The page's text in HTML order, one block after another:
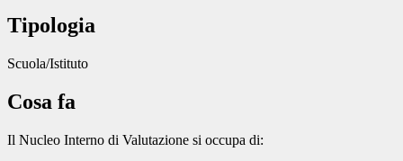
Tipologia
Scuola/Istituto
Cosa fa
Il Nucleo Interno di Valutazione si occupa di: